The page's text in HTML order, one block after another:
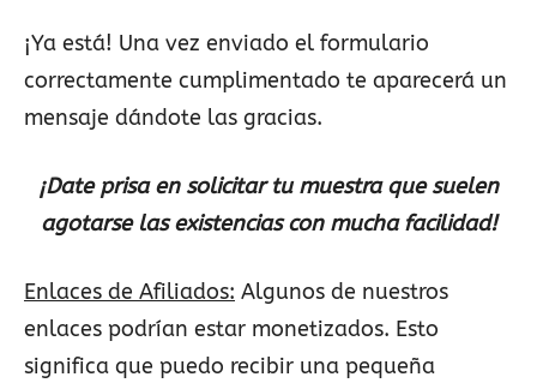
¡Ya está! Una vez enviado el formulario
correctamente cumplimentado te aparecerá un
mensaje dándote las gracias.
¡Date prisa en solicitar tu muestra que suelen
agotarse las existencias con mucha facilidad!
Enlaces de Afiliados: Algunos de nuestros
enlaces podrían estar monetizados. Esto
significa que puedo recibir una pequeña